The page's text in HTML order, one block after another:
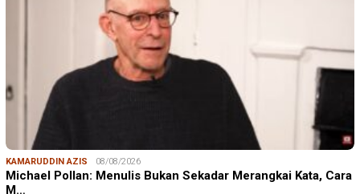
KAMARUDDIN AZIS 08/08/2026
Michael Pollan: Menulis Bukan Sekadar Merangkai Kata, Cara
M…